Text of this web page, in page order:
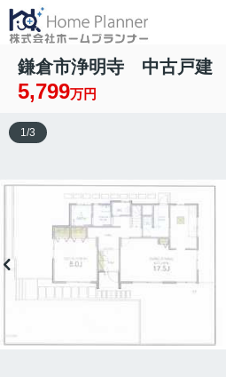
鎌倉市浄明寺 中古戸建
5,799万円
1/3